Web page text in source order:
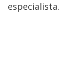
especialista.